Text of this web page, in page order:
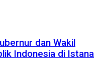
dan Wakil
Indonesia di Istana